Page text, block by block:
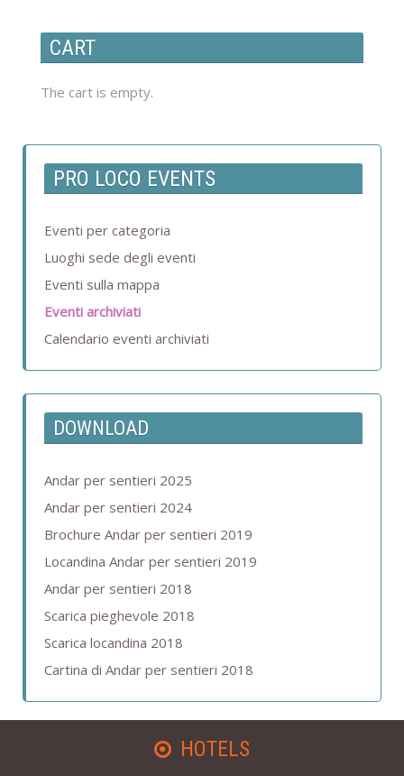
CART
The cart is empty.
PRO LOCO EVENTS
Eventi per categoria
Luoghi sede degli eventi
Eventi sulla mappa
Eventi archiviati
Calendario eventi archiviati
DOWNLOAD
Andar per sentieri 2025
Andar per sentieri 2024
Brochure Andar per sentieri 2019
Locandina Andar per sentieri 2019
Andar per sentieri 2018
Scarica pieghevole 2018
Scarica locandina 2018
Cartina di Andar per sentieri 2018
HOTELS